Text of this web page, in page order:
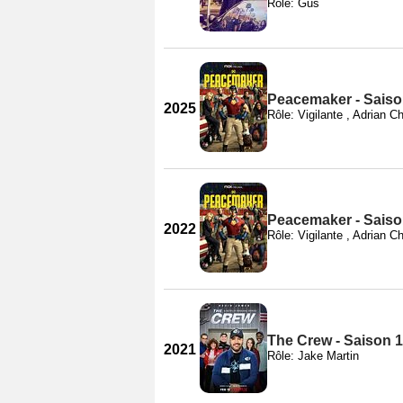
Rôle: Gus
2025
Peacemaker -
Rôle: Vigilante , Adrian
2022
Peacemaker -
Rôle: Vigilante , Adrian
2021
The Crew - Saison 1
Rôle: Jake Martin